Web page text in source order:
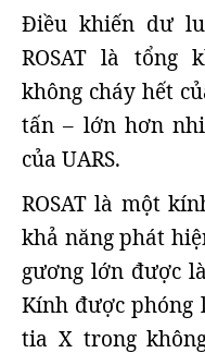
Điều khiến dư
ROSAT là tổng
không cháy hết
tấn – lớn hơn
của UARS.
ROSAT là một
khả năng phát
gương lớn được
Kính được phóng
tia X trong